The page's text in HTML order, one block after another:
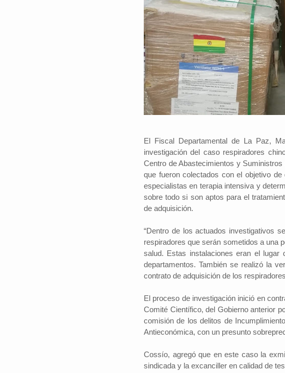
El Fiscal Departamental de La Paz,
investigación del caso respiradores
Centro de Abastecimientos y
que fueron colectados con el objetivo
especialistas en terapia intensiva y
sobre todo si son aptos para el
de adquisición.
“Dentro de los actuados investigativos
respiradores que serán sometidos a una
salud. Estas instalaciones eran el
departamentos. También se realizó la
contrato de adquisición de los
El proceso de investigación inició en
Comité Científico, del Gobierno anterior
comisión de los delitos de
Antieconómica, con un presunto
Cossío, agregó que en este caso la
sindicada y la excanciller en calidad de
#iloveSCZ
Autor: Daniel Hinojosa, es
político.La economía del
Santa Cruz representa
tercio del producto interno